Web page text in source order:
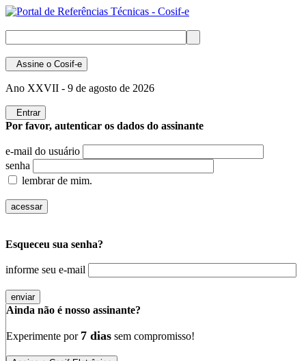
Assine o Cosif-e
Ano XXVII - 9 de agosto de 2026
Entrar
Por favor, autenticar os dados do assinante
e-mail do usuário
senha
lembrar de mim.
Esqueceu sua senha?
informe seu e-mail
Ainda não é nosso assinante?
Experimente por 7 dias sem compromisso!